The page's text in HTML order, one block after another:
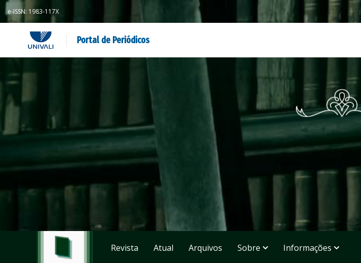
e-ISSN: 1983-117X
Portal de Periódicos
Revista Atual Arquivos Sobre Informações